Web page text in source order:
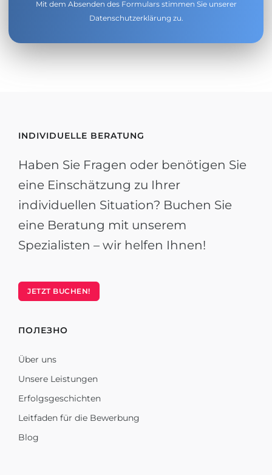
Mit dem Absenden des Formulars stimmen Sie unserer
Datenschutzerklärung zu.
INDIVIDUELLE BERATUNG
Haben Sie Fragen oder benötigen Sie
eine Einschätzung zu Ihrer
individuellen Situation? Buchen Sie
eine Beratung mit unserem
Spezialisten – wir helfen Ihnen!
JETZT BUCHEN!
ПОЛЕЗНО
Über uns
Unsere Leistungen
Erfolgsgeschichten
Leitfaden für die Bewerbung
Blog